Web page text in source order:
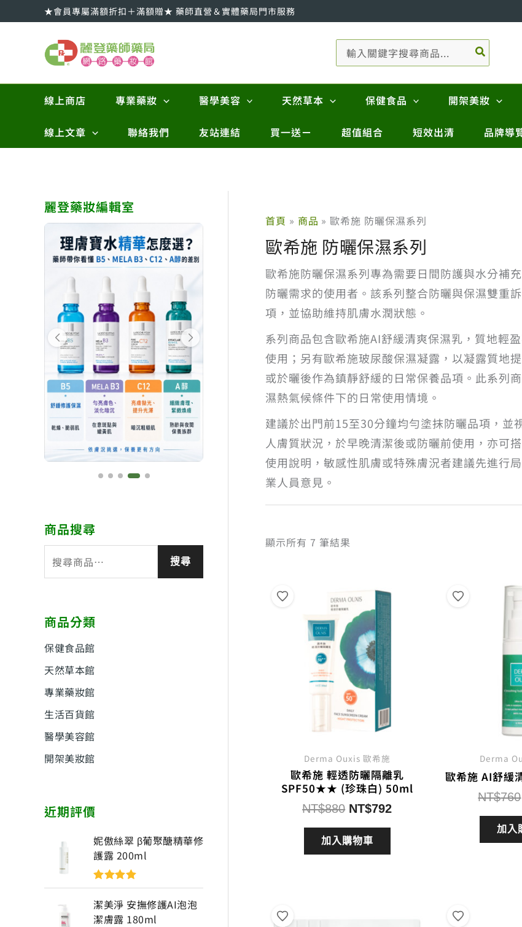
至
★會員專屬滿額折扣＋滿額贈★ 藥師直營＆實體藥局門市服務
尋：
線上商店 專業藥妝 醫學美容 天然草本 保健食品 開架美妝
線上文章 聯絡我們 友站連結 買一送ㄧ 超值組合 短效出清 品牌導
麗登藥妝編輯室
商品搜尋
尋
字
搜尋
商品分類
保健食品館
天然草本館
專業藥妝館
生活百貨館
醫學美容館
開架美妝館
近期評價
妮傲絲翠 β葡聚醣精華修
護露 200ml
評分5滿分
5
潔美淨 安撫修護AI泡泡
潔膚露 180ml
首頁 商品 歐希施 防曬保濕系列
歐希施 防曬保濕系列
歐希施防曬保濕系列專為需要日間防護與水分補
防曬需求的使用者。該系列整合防曬與保濕雙重
項，並協助維持肌膚水潤狀態。
系列商品包含歐希施AI舒緩清爽保濕乳，質地輕
使用；另有歐希施玻尿酸保濕凝露，以凝露質地
或於曬後作為鎮靜舒緩的日常保養品項。此系列
濕熱氣候條件下的日常使用情境。
建議於出門前15至30分鐘均勻塗抹防曬品項，並
人膚質狀況，於早晚清潔後或防曬前使用，亦可
使用說明，敏感性肌膚或特殊膚況者建議先進行
業人員意見。
顯示所有 7 筆結果
Derma Ouxis 歐希施
歐希施 輕透防曬隔離乳
SPF50★★ (珍珠白) 50ml
NT$880 原
價
格：
NT$792
加入購物車
Derma
歐希施 AI舒緩
NT$760
加入